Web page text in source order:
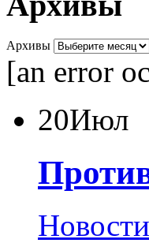
Архивы
[an error
20Июл
Новости